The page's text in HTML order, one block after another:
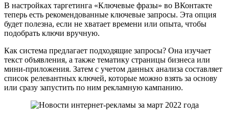
В настройках таргетинга «Ключевые фразы» во ВКонтакте
теперь есть рекомендованные ключевые запросы. Эта опция
будет полезна, если не хватает времени или опыта, чтобы
подобрать ключи вручную.
Как система предлагает подходящие запросы? Она изучает
текст объявления, а также тематику страницы бизнеса или
мини-приложения. Затем с учетом данных анализа составляет
список релевантных ключей, которые можно взять за основу
или сразу запустить по ним рекламную кампанию.